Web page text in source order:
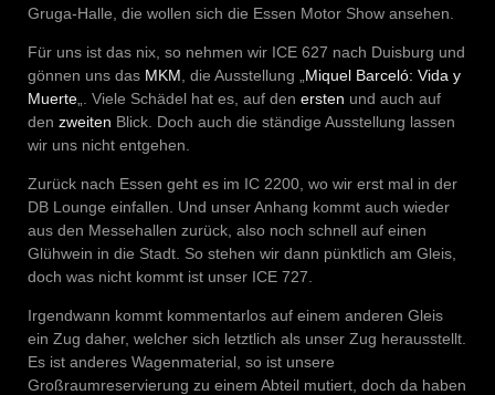
Gruga-Halle, die wollen sich die Essen Motor Show ansehen.
Für uns ist das nix, so nehmen wir ICE 627 nach Duisburg und
gönnen uns das MKM , die Ausstellung „ Miquel Barceló: Vida y
Muerte „. Viele Schädel hat es, auf den ersten und auch auf
den zweiten Blick. Doch auch die ständige Ausstellung lassen
wir uns nicht entgehen.
Zurück nach Essen geht es im IC 2200, wo wir erst mal in der
DB Lounge einfallen. Und unser Anhang kommt auch wieder
aus den Messehallen zurück, also noch schnell auf einen
Glühwein in die Stadt. So stehen wir dann pünktlich am Gleis,
doch was nicht kommt ist unser ICE 727.
Irgendwann kommt kommentarlos auf einem anderen Gleis
ein Zug daher, welcher sich letztlich als unser Zug herausstellt.
Es ist anderes Wagenmaterial, so ist unsere
Großraumreservierung zu einem Abteil mutiert, doch da haben